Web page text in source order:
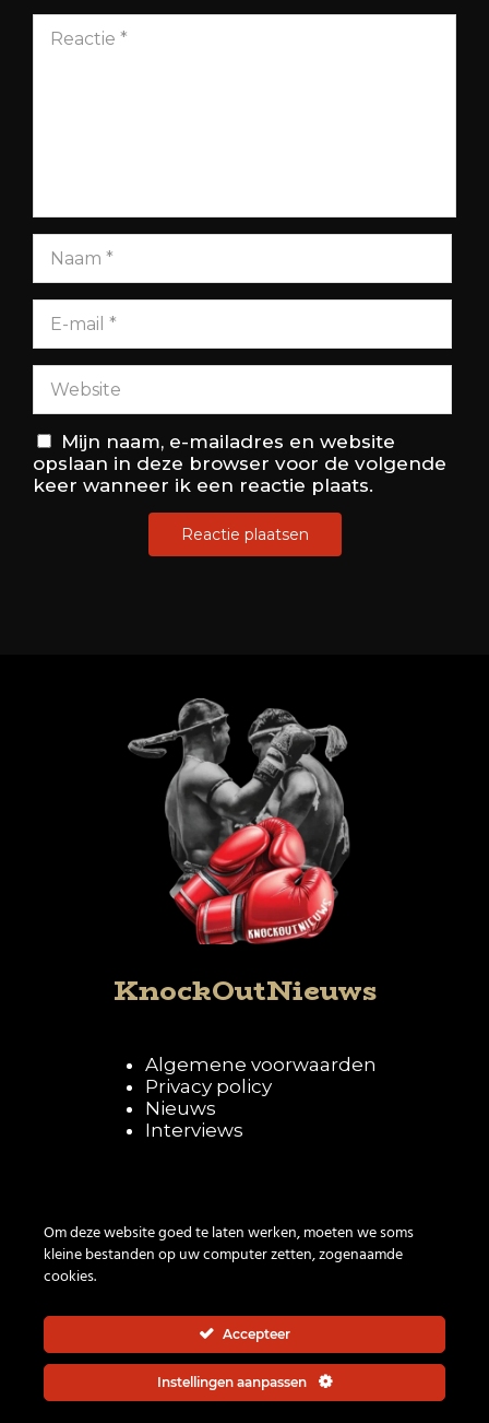
Mijn naam, e-mailadres en website
opslaan in deze browser voor de volgende
keer wanneer ik een reactie plaats.
KnockOutNieuws
Algemene voorwaarden
Privacy policy
Nieuws
Interviews
© 2026 | All rights reserved
Om deze website goed te laten werken, moeten we soms
kleine bestanden op uw computer zetten, zogenaamde
cookies.
Accepteer
Instellingen aanpassen